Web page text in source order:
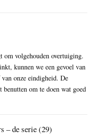
om volgehouden overtuiging.
kunnen we een gevoel van
onze eindigheid. De
om te doen wat goed
– de serie (29)